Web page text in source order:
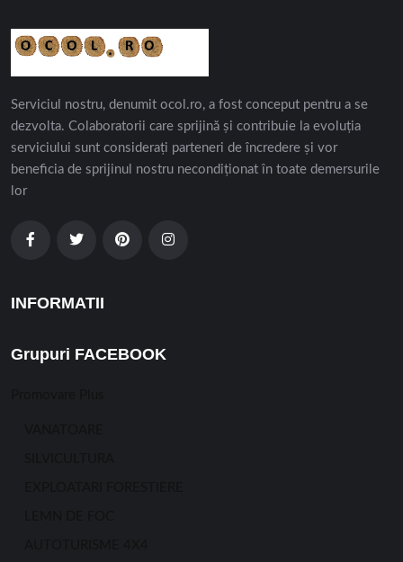
Serviciul nostru, denumit ocol.ro, a fost conceput pentru a se
dezvolta. Colaboratorii care sprijină și contribuie la evoluția
serviciului sunt considerați parteneri de încredere și vor
beneficia de sprijinul nostru necondiționat în toate demersurile
lor
INFORMATII
Grupuri FACEBOOK